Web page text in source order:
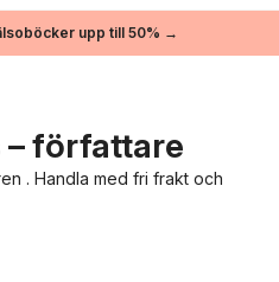
upp till 50% →
– författare
. Handla med fri frakt och